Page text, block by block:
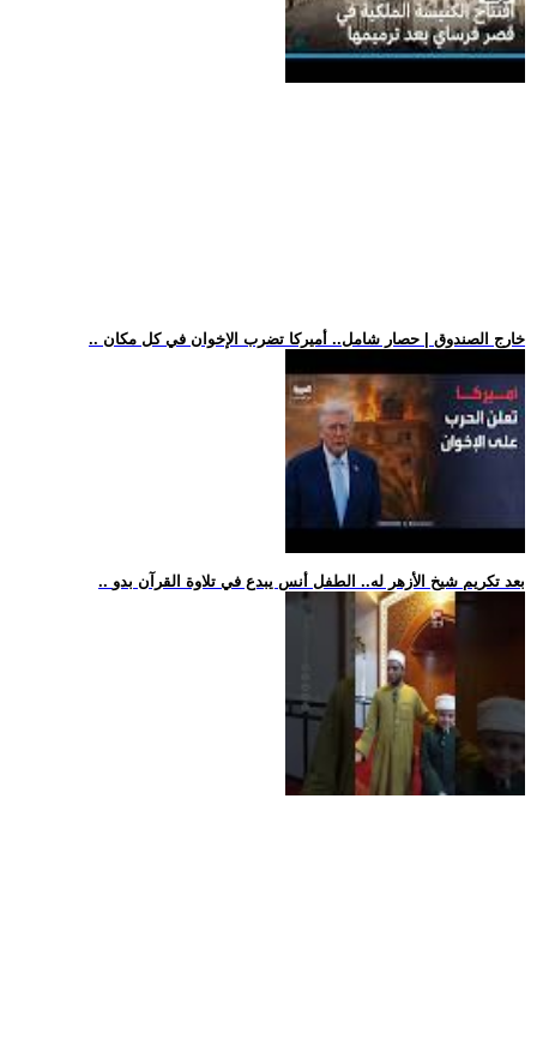
.. خارج الصندوق | حصار شامل.. أميركا تضرب الإخوان في كل مكان
.. بعد تكريم شيخ الأزهر له.. الطفل أنس يبدع في تلاوة القرآن بدو